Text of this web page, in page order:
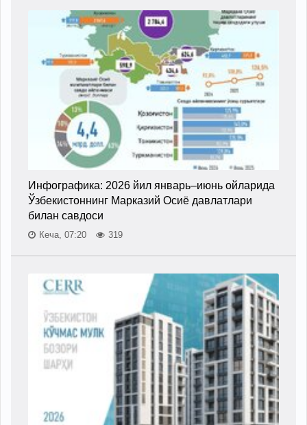
Инфографика: 2026 йил январь–июнь ойларида
Ўзбекистоннинг Марказий Осиё давлатлари
билан савдоси
Кеча, 07:20 319